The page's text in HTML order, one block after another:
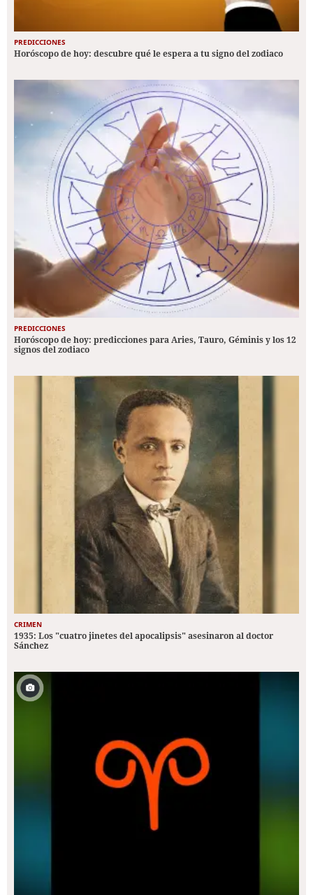
PREDICCIONES
Horóscopo de hoy: descubre qué le espera a tu signo del zodiaco
PREDICCIONES
Horóscopo de hoy: predicciones para Aries, Tauro, Géminis y los 12
signos del zodiaco
CRIMEN
1935: Los "cuatro jinetes del apocalipsis" asesinaron al doctor
Sánchez